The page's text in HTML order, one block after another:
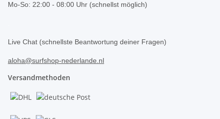
Mo-So: 22:00 - 08:00 Uhr (schnellst möglich)
Live Chat (schnellste Beantwortung deiner Fragen)
aloha@surfshop-nederlande.nl
Versandmethoden